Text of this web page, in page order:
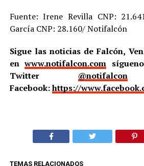
Fuente: Irene Revilla CNP:
García CNP: 28.160/ Notifalcón
Sigue las noticias de Falcón,
enwww.notifalcon.com
Twitter @notifalcon
Facebook:https://
TEMAS RELACIONADOS